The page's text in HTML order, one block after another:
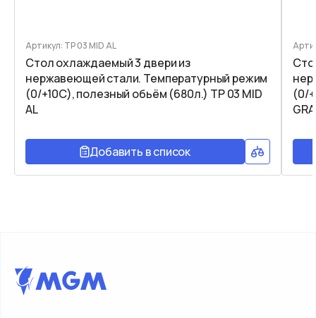
Артикул: TP 03 MID AL
Стол охлаждаемый 3 двери из
нержавеющей стали. Температурный режим
(0/+10C), полезный обьём (680л.) TP 03 MID
AL
Добавить в список
(0/
GRA